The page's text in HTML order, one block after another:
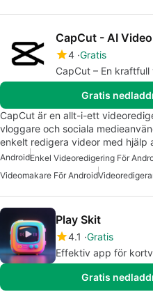
CapCut - AI
4 Gratis
CapCut – En
Gratis
CapCut är en allt-i-ett
vloggare och sociala
enkelt redigera videor med hjälp
AndroidEnkel Videoredigering För
Videomakare För Android
Play Skit
4.1 Gratis
Effektiv app för
Gratis